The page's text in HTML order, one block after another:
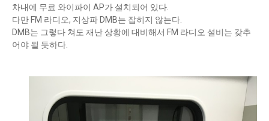
차내에 무료 와이파이 AP가 설치되어 있다.
다만 FM 라디오, 지상파 DMB는 잡히지 않는다.
DMB는 그렇다 쳐도 재난 상황에 대비해서 FM 라디오 설비는 갖추
어야 될 듯하다.